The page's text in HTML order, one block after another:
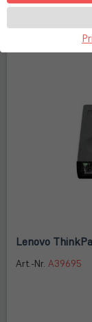
Lenovo
Art.-Nr. A39695